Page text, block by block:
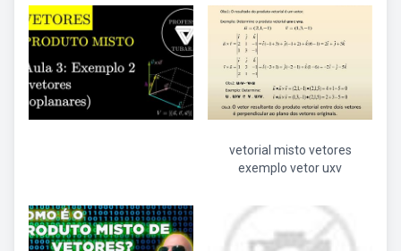
vetorial misto vetores
exemplo vetor uxv